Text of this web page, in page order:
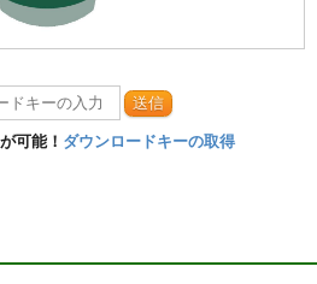
送信
可能！ ダウンロードキーの取得